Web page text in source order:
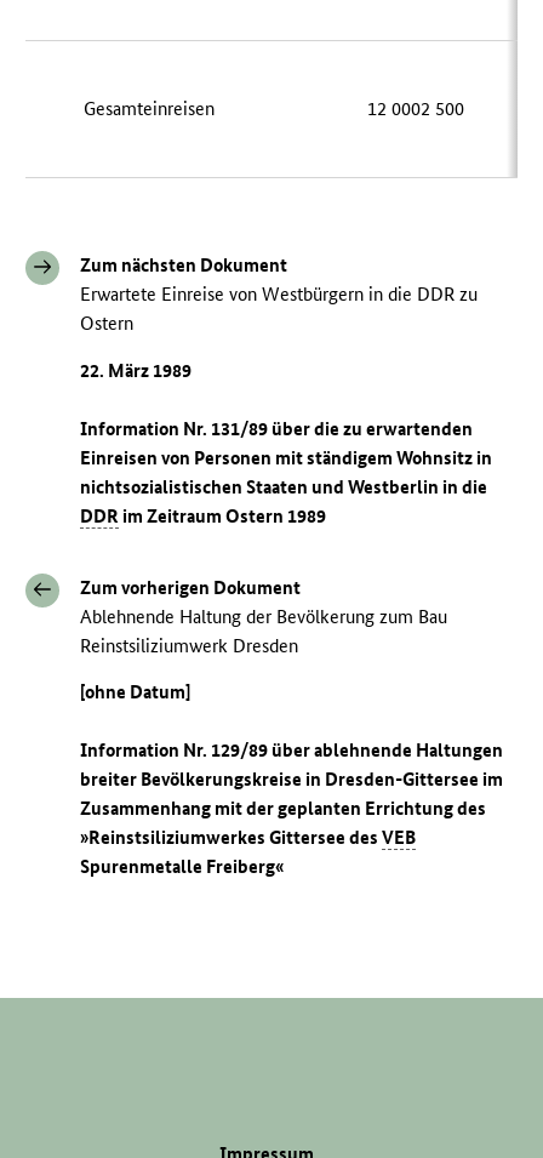
Gesamteinreisen 12 0002 500
Zum nächsten Dokument
Erwartete Einreise von Westbürgern in die DDR zu
Ostern
22. März 1989
Information Nr. 131/89 über die zu erwartenden
Einreisen von Personen mit ständigem Wohnsitz in
nichtsozialistischen Staaten und Westberlin in die
DDR im Zeitraum Ostern 1989
Zum vorherigen Dokument
Ablehnende Haltung der Bevölkerung zum Bau
Reinstsiliziumwerk Dresden
[ohne Datum]
Information Nr. 129/89 über ablehnende Haltungen
breiter Bevölkerungskreise in Dresden-Gittersee im
Zusammenhang mit der geplanten Errichtung des
»Reinstsiliziumwerkes Gittersee desVEB
Spurenmetalle Freiberg«